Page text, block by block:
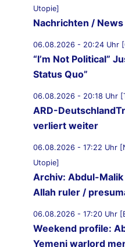
Utopie]
Nachrichten / News
06.08.2026 - 20:24 Uhr
“I’m Not Political”
Status Quo”
06.08.2026 - 20:18 Uhr
ARD-
verliert weiter
06.08.2026 - 17:22 Uhr
Utopie]
Archiv: Abdul-
Allah ruler /
06.08.2026 - 17:20 Uhr
Weekend profile:
Yemeni warlord